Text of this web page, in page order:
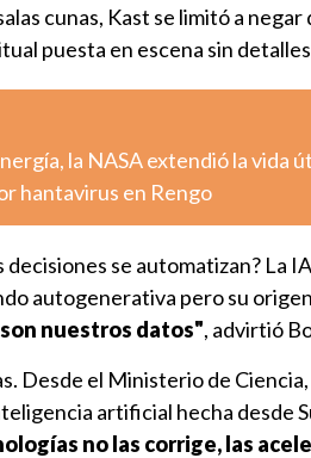
cunas, Kast se limitó a
puesta en escena sin
la NASA extendió la vida
hantavirus en Rengo
se automatizan? La
autogenerativa pero su
nuestros datos", advirtió
Desde el Ministerio de
artificial hecha desde
no las corrige, las